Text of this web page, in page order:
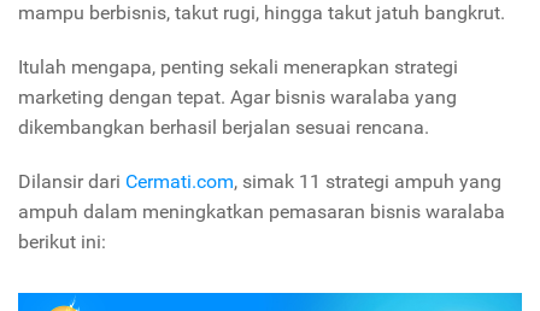
mampu berbisnis, takut rugi, hingga takut jatuh bangkrut.
Itulah mengapa, penting sekali menerapkan strategi
marketing dengan tepat. Agar bisnis waralaba yang
dikembangkan berhasil berjalan sesuai rencana.
Dilansir dari Cermati.com, simak 11 strategi ampuh yang
ampuh dalam meningkatkan pemasaran bisnis waralaba
berikut ini: